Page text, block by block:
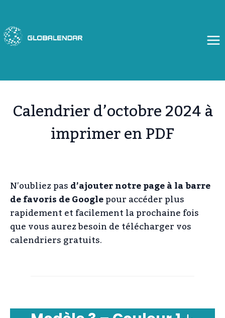
contenu
Calendrier d’octobre 2024 à
imprimer en PDF
N’oubliez pasd’ajouter notre page à la barre
de favoris de Googlepour accéder plus
rapidement et facilement la prochaine fois
que vous aurez besoin de télécharger vos
calendriers gratuits.